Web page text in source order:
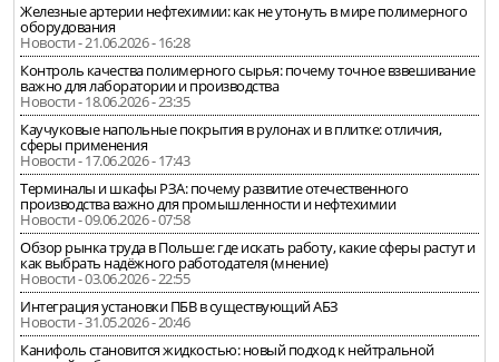
Железные артерии нефтехимии: как не утонуть в мире полимерного
оборудования
Новости - 21.06.2026 - 16:28
Контроль качества полимерного сырья: почему точное взвешивание
важно для лаборатории и производства
Новости - 18.06.2026 - 23:35
Каучуковые напольные покрытия в рулонах и в плитке: отличия,
сферы применения
Новости - 17.06.2026 - 17:43
Терминалы и шкафы РЗА: почему развитие отечественного
производства важно для промышленности и нефтехимии
Новости - 09.06.2026 - 07:58
Обзор рынка труда в Польше: где искать работу, какие сферы растут и
как выбрать надёжного работодателя (мнение)
Новости - 03.06.2026 - 22:55
Интеграция установки ПБВ в существующий АБЗ
Новости - 31.05.2026 - 20:46
Канифоль становится жидкостью: новый подход к нейтральной